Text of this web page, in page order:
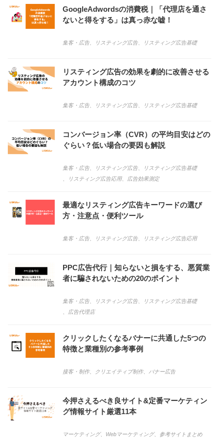
GoogleAdwordsの消費税｜「代理店を通さ
ないと得をする」は真っ赤な嘘！
集客・広告、 リスティング広告、 リスティング広告基礎
リスティング広告の効果を劇的に改善させる
アカウント構成のコツ
集客・広告、 リスティング広告、 リスティング広告基礎
コンバージョン率（CVR）の平均目安はどの
ぐらい？低い場合の要因も解説
集客・広告、 リスティング広告、
リスティング広告基礎
リスティング広告応用、 広告効果測定
最適なリスティング広告キーワードの選び
方・注意点・便利ツール
集客・広告、 リスティング広告、 リスティング広告応用
PPC広告代行｜知らないと損をする、悪質業
者に騙されないための20のポイント
集客・広告、 リスティング広告、
リスティング広告基礎
広告代理店
クリックしたくなるバナーに共通した5つの
特徴と業種別の参考事例
接客・制作、 クリエイティブ制作、 バナー広告
今押さえるべき良サイト&定番マーケティン
グ情報サイト厳選11本
マーケティング、 Webマーケティング、 参考サイトまとめ